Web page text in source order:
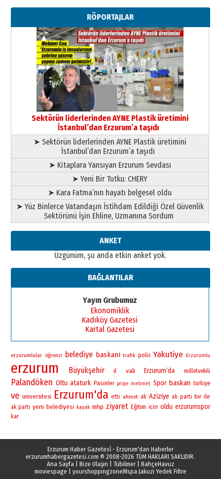
SEÇİYORSUNUZ… “NEDEN
ATATÜRK ÜNİVERSİTESİ?”
28 Temmuz 2026 Salı
Ahmet Gökhan YAZICI
Ahmed Yesevi’den bir Alperen…
”Reisimiz” idi… Hakka yürüdü.!
26 Mart 2026 Perşembe
Cem Bakırcı
Ardında bıraktığı hatıralarıyla
gönül adamı Faruk Terzioğlu!
13 Mayıs 2026 Çarşamba
Esat BİNDESEN
Başkan Sekmen’den Erzurum’a
bir vizyon proje daha!
02 Ağustos 2026 Pazar
RÖPORTAJLAR
Sektörün liderlerinden AYNE Plastik üretimini
İstanbul’dan Erzurum’a taşıdı
➤ Sektörün liderlerinden AYNE Plastik üretimini
İstanbul’dan Erzurum’a taşıdı
➤ Kitaplara Yansıyan Erzurum Sevdası
➤ Yeni Bir Tutku: CHERY
➤ Kara Fatma’nın hayatı belgesel oldu
➤ Yüz Binlerce Vatandaşın İstihdam Edildiği Özel Güvenlik
Sektörünü İşin Ehline, Uzmanına Sordum
ANKET
Üzgünüm, şu anda etkin anket yok.
BAĞLANTILAR
Yayın Grubumuz
Ekonomiklik
Kadıköy Gazetesi
Kartal Gazetesi
erzurumlular öğrenci belediye baskani trafik polis Yakutiye Erzurumlu
erzurum Büyükşehir il vali Erzurum’da milletvekili
Palandöken Oltu ataturk Pasinler proje mehmet Spor baskan turkiye
ve universitesi Erzurum'da etti ahmet ak Aziziye ali parti bir ile
ak parti yeni belediyesi kayak mhp ziyaret Eğitim icin oldu erzurumspor
kar
Erzurum Haber Gazetesİ - Erzurum'dan Haberler
erzurumhabergazetesi.com © 2008-2026 TÜM HAKLARI SAKLIDIR.
Ana Sayfa| Bize Ulaşın Tübilmer| BahçeHavuz
moviespage
yourshoppingzoneMspa Jakuzi Yedek Filtre